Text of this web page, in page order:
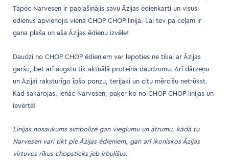
Tāpēc Narvesen ir paplašinājis savu Āzijas ēdienkarti un visus
ēdienus apvienojis vienā CHOP CHOP līnijā. Lai tev pa ceļam ir
gana plaša un aša Āzijas ēdienu izvēle!
Daudzi no CHOP CHOP ēdieniem var lepoties ne tikai ar Āzijas
garšu, bet arī augstu tik aktuālā proteīna daudzumu. Arī dārzeņu
un Āzijai raksturīgo īpšo ponzu, terijaki un citu mērcišu netrūkst.
Kad sakārojas, ienāc Narvesen, paķer ko no CHOP CHOP līnijas un
ievērtē!
Līnijas nosaukums simbolizē gan vieglumu un ātrumu, kādā tu
Narvesen vari tikt pie Āzijas ēdieniem, gan arī ikoniskos Āzijas
virtuves rīkus chopsticks jeb irbuļišus.